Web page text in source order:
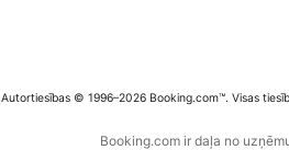
Autortiesības © 1996–2026 Booking.com™. Visas
Booking.com ir daļa no